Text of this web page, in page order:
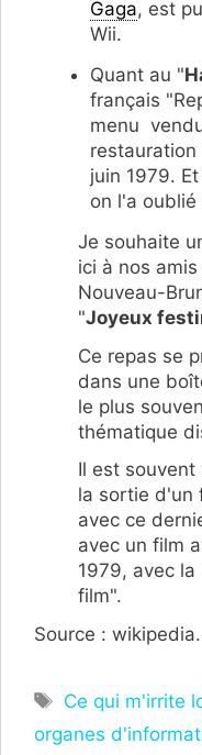
Gaga, est
Wii.
Quant au "
français
menu
juin 1979.
on l'a oublié
Je souhaite
ici à nos
Nouveau-
"Joyeux
Ce repas se
dans une
le plus
thématique
Il est
la sortie d'un
avec ce
avec un film
1979, avec
film".
Source :
Étiquettes
Ce qui m'irrite
organes